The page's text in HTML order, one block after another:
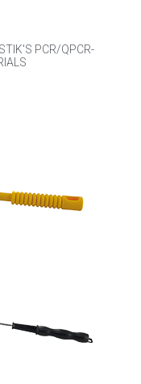
PCR/QPCR-